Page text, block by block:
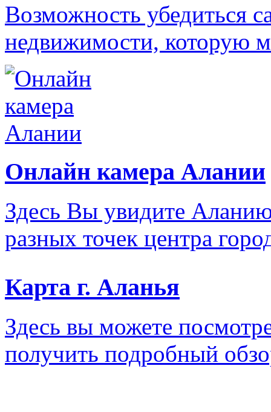
Возможность убедиться
недвижимости, которую
Онлайн камера Алании
Здесь Вы увидите
разных точек центра
Карта г. Аланья
Здесь вы можете
получить подробный